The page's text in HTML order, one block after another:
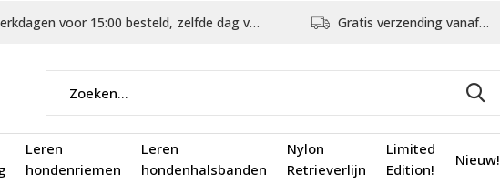
Leren
hondenriemen
Leren
hondenhalsbanden
Nylon
Retrieverlijn
Limited
Edition!
Nieuw!
voor 15:00 besteld, zelfde dag verstuurd Gratis verzending vanaf €75,-